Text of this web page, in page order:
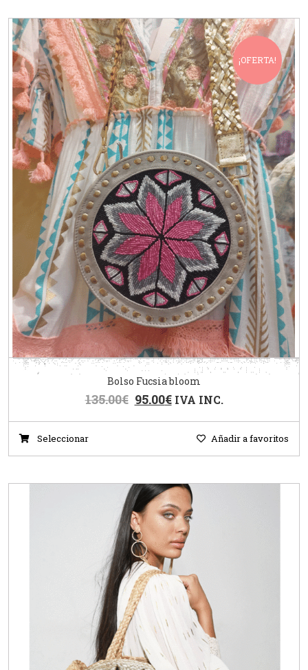
¡OFERTA!
Bolso Fucsia bloom
135.00€ 95.00€ IVA INC.
Seleccionar Añadir a favoritos